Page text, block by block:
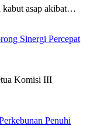
kabut asap akibat…
Sinergi Percepat
Komisi III
Penuhi